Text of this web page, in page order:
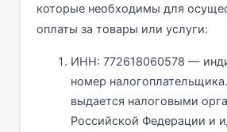
которые необходимы для
оплаты за товары или услуги:
ИНН: 772618060578 —
номер
выдается налоговыми
Российской Федерации и